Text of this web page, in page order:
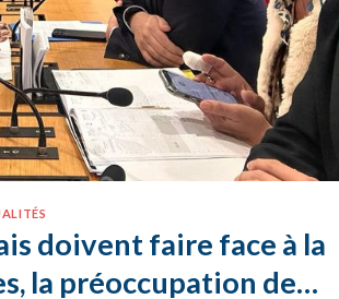
doivent faire face à la
la préoccupation de…